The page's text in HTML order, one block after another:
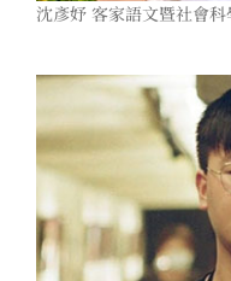
沈彥妤 客家語文暨社會科